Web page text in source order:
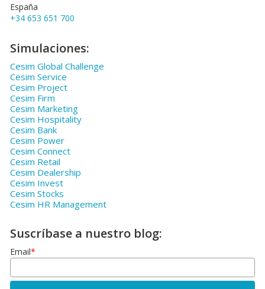
España
+34 653 651 700
Simulaciones:
Cesim Global Challenge
Cesim Service
Cesim Project
Cesim Firm
Cesim Marketing
Cesim Hospitality
Cesim Bank
Cesim Power
Cesim Connect
Cesim Retail
Cesim Dealership
Cesim Invest
Cesim Stocks
Cesim HR Management
Suscríbase a nuestro blog:
Email*